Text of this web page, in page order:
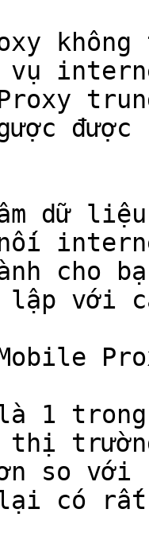
vụ
dữ
cho
lập với
1
thị
so
lại có